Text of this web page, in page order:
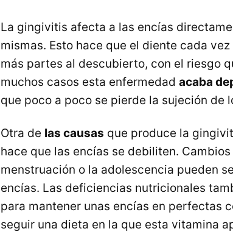
La gingivitis afecta a las encías
mismas. Esto hace que el diente cada
más partes al descubierto, con el riesgo
muchos casos esta enfermedad acaba
que poco a poco se pierde la sujeción de
Otra de las causas que produce la
hace que las encías se debiliten.
menstruación o la adolescencia pueden
encías. Las deficiencias nutricionales
para mantener unas encías en perfectas
seguir una dieta en la que esta vitamina